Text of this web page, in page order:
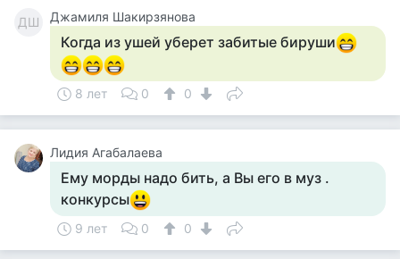
ДШ Джамиля Шакирзянова
Когда из ушей уберет забитые бируши
8 лет 0 0
Лидия Агабалаева
Ему морды надо бить, а Вы его в муз .
конкурсы
9 лет 0 0